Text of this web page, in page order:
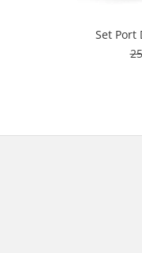
Set Port